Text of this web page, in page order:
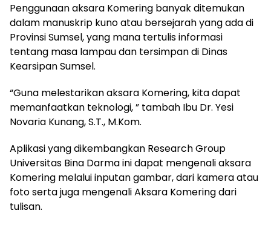
Penggunaan aksara Komering banyak ditemukan
dalam manuskrip kuno atau bersejarah yang ada di
Provinsi Sumsel, yang mana tertulis informasi
tentang masa lampau dan tersimpan di Dinas
Kearsipan Sumsel.
“Guna melestarikan aksara Komering, kita dapat
memanfaatkan teknologi, ” tambah Ibu Dr. Yesi
Novaria Kunang, S.T., M.Kom.
Aplikasi yang dikembangkan Research Group
Universitas Bina Darma ini dapat mengenali aksara
Komering melalui inputan gambar, dari kamera atau
foto serta juga mengenali Aksara Komering dari
tulisan.